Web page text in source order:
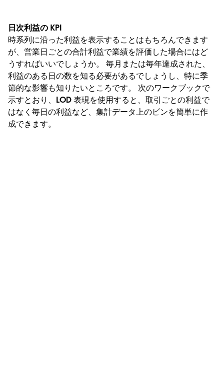
日次利益の KPI
時系列に沿った利益を表示することはもちろんできます
が、営業日ごとの合計利益で業績を評価した場合にはど
うすればいいでしょうか。 毎月または毎年達成された、
利益のある日の数を知る必要があるでしょうし、特に季
節的な影響も知りたいところです。 次のワークブックで
示すとおり、LOD 表現を使用すると、取引ごとの利益で
はなく毎日の利益など、集計データ上のビンを簡単に作
成できます。